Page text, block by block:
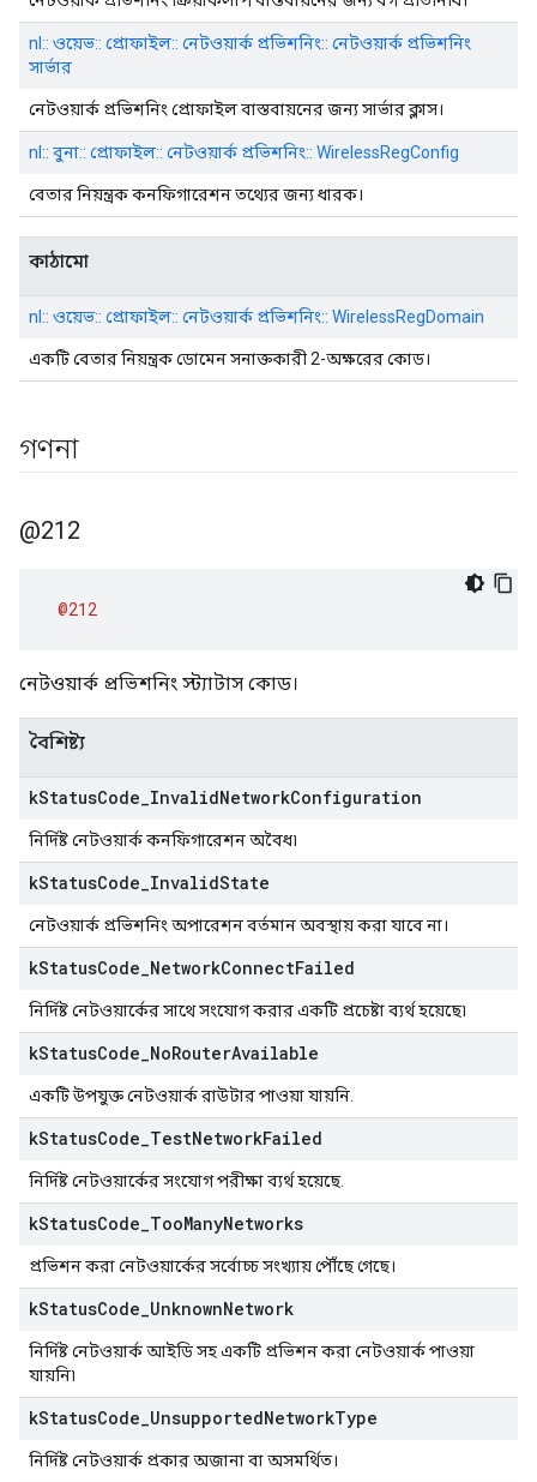
nl:: ওয়েভ:: প্রোফাইল:: নেটওয়ার্ক প্রভিশনিং:: নেটওয়ার্ক প্রভিশনিং
সার্ভার
নেটওয়ার্ক প্রভিশনিং প্রোফাইল বাস্তবায়নের জন্য সার্ভার ক্লাস।
nl:: বুনা:: প্রোফাইল:: নেটওয়ার্ক প্রভিশনিং:: WirelessRegConfig
বেতার নিয়ন্ত্রক কনফিগারেশন তথ্যের জন্য ধারক।
কাঠামো
nl:: ওয়েভ:: প্রোফাইল:: নেটওয়ার্ক প্রভিশনিং:: WirelessRegDomain
একটি বেতার নিয়ন্ত্রক ডোমেন সনাক্তকারী 2-অক্ষরের কোড।
গণনা
@212
@212
নেটওয়ার্ক প্রভিশনিং স্ট্যাটাস কোড।
বৈশিষ্ট্য
kStatusCode InvalidNetworkConfiguration
নির্দিষ্ট নেটওয়ার্ক কনফিগারেশন অবৈধ৷
kStatusCode InvalidState
নেটওয়ার্ক প্রভিশনিং অপারেশন বর্তমান অবস্থায় করা যাবে না।
kStatusCode NetworkConnectFailed
নির্দিষ্ট নেটওয়ার্কের সাথে সংযোগ করার একটি প্রচেষ্টা ব্যর্থ হয়েছে৷
kStatusCode NoRouterAvailable
একটি উপযুক্ত নেটওয়ার্ক রাউটার পাওয়া যায়নি.
kStatusCode TestNetworkFailed
নির্দিষ্ট নেটওয়ার্কের সংযোগ পরীক্ষা ব্যর্থ হয়েছে.
kStatusCode TooManyNetworks
প্রভিশন করা নেটওয়ার্কের সর্বোচ্চ সংখ্যায় পৌঁছে গেছে।
kStatusCode UnknownNetwork
নির্দিষ্ট নেটওয়ার্ক আইডি সহ একটি প্রভিশন করা নেটওয়ার্ক পাওয়া
যায়নি৷
kStatusCode UnsupportedNetworkType
নির্দিষ্ট নেটওয়ার্ক প্রকার অজানা বা অসমর্থিত।